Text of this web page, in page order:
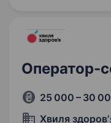
Оператор-
25 000 – 30
Хвиля